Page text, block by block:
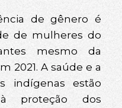
de gênero é
de mulheres do
mesmo da
2021. A saúde e a
indígenas estão
proteção dos